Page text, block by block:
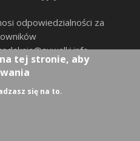
odpowiedzialności za
,
tej stronie, aby
się na to.